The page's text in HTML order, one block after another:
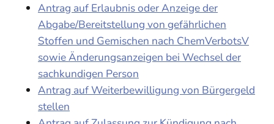
Antrag auf Erlaubnis oder Anzeige der
Abgabe/Bereitstellung von gefährlichen
Stoffen und Gemischen nach ChemVerbotsV
sowie Änderungsanzeigen bei Wechsel der
sachkundigen Person
Antrag auf Weiterbewilligung von Bürgergeld
stellen